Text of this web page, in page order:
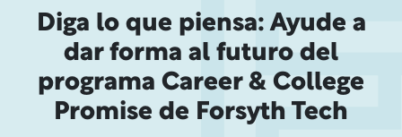
Diga lo que piensa: Ayude a
dar forma al futuro del
programa Career & College
Promise de Forsyth Tech